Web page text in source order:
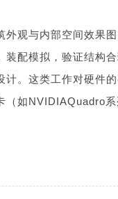
外观与内部空间效果
装配模拟，验证结构合
计。这类工作对硬件
如NVIDIAQuadro系